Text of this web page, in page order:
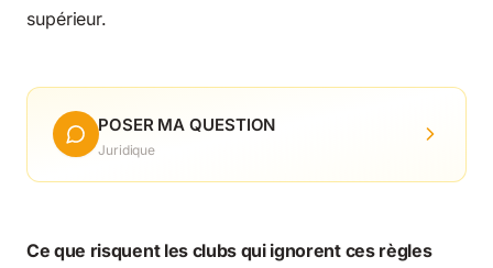
supérieur.
POSER MA QUESTION
Juridique
Ce que risquent les clubs qui ignorent ces règles